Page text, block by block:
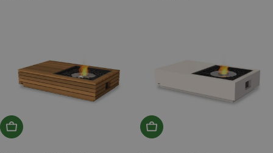
Kies Opties Kies Opties